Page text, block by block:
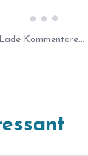
Lade Kommentare...